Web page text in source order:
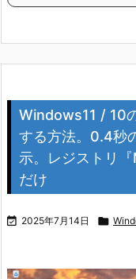
Windows11 / 10
する方法。0.4秒
示。レジストリ
だけ
 2025年7月14日 